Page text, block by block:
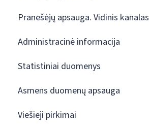
Pranešėjų apsauga. Vidinis kanalas
Administracinė informacija
Statistiniai duomenys
Asmens duomenų apsauga
Viešieji pirkimai